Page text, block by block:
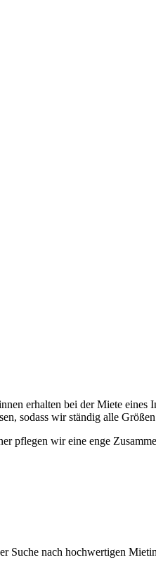
erhalten bei der Miete eines
sodass wir ständig alle
pflegen wir eine enge
nach hochwertigen